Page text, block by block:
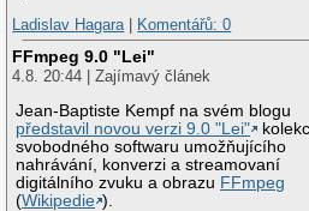
Ladislav Hagara| Komentářů: 0
FFmpeg 9.0 "Lei"
4.8. 20:44 | Zajímavý článek
Jean-Baptiste Kempf na svém blogu
představil novou verzi 9.0 "Lei"
svobodného softwaru umožňujícího
nahrávání, konverzi a streamovaní
digitálního zvuku a obrazu FFmpeg
(Wikipedie ).